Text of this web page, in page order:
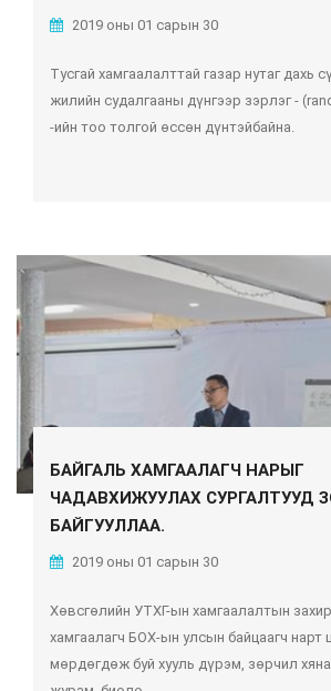
2019 оны 01 сарын 30
Тусгай хамгаалалттай газар нутаг дахь
жилийн судалгааны дүнгээр зэрлэг -
-ийн тоо толгой өссөн дүнтэйбайна.
БАЙГАЛЬ ХАМГААЛАГЧ НАРЫГ
ЧАДАВХИЖУУЛАХ СУРГАЛТУУД
БАЙГУУЛЛАА.
2019 оны 01 сарын 30
Хөвсгөлийн УТХГ-ын хамгаалалтын
хамгаалагч БОХ-ын улсын байцаагч нарт
мөрдөгдөж буй хууль дүрэм, зөрчил